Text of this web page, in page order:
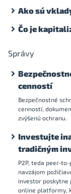
Ako sú
Čo je
Správy
cenností
Bezpečnostné
cenností,
zvýšenú ochranu.
Investujte
tradičným
P2P, teda peer-
navzájom
investor poskytne
online platformy,